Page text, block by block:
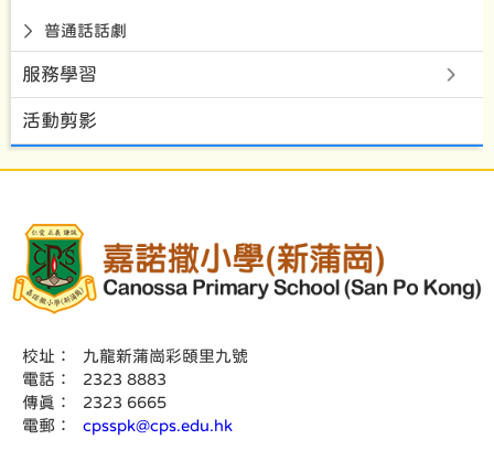
普通話話劇
服務學習
活動剪影
校址：
九龍新蒲崗彩頤里九號
電話：
2323 8883
傳真：
2323 6665
電郵：
cpsspk@cps.edu.hk